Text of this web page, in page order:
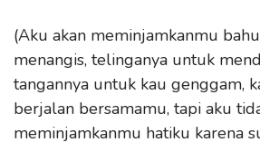
(Aku akan meminjamkanmu
menangis, telinganya untuk
tangannya untuk kau genggam,
berjalan bersamamu, tapi aku
meminjamkanmu hatiku karena